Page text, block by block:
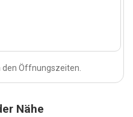
den Öffnungszeiten.
Nähe